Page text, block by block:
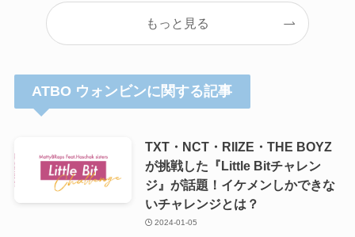
もっと見る
ATBO ウォンビンに関する記事
TXT・NCT・RIIZE・THE BOYZ
が挑戦した『Little Bitチャレン
ジ』が話題！イケメンしかできな
いチャレンジとは？
2024-01-05